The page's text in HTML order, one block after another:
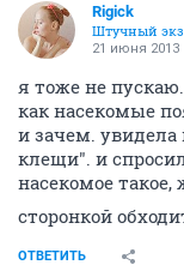
Rigick
Штучный
21 июня 2013
я тоже не
как насекомые
и зачем. увидела
клещи". и
насекомое такое,
сторонкой
ОТВЕТИТЬ